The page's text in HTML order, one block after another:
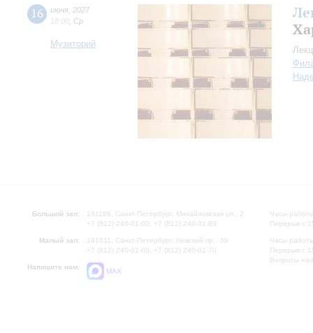
16 июня 2027
18:00 Ср
Музиторий
Большой зал:
191186, Санкт-Петербург, Михайловская ул., 2
+7 (812) 240-01-00, +7 (812) 240-01-80
Малый зал:
191011, Санкт-Петербург, Невский пр., 30
+7 (812) 240-01-00, +7 (812) 240-01-70
Напишите нам:
MAX
Часы
Перерыв с
Часы
Перерыв с
Вопросы